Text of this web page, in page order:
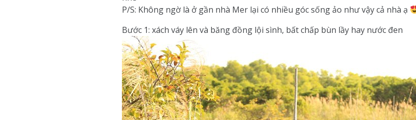
P/S: Không ngờ là ở gần nhà Mer lại có nhiều góc sống ảo như vậy cả nhà ạ
Bước 1: xách váy lên và băng đồng lội sình, bất chấp bùn lầy hay nước đen